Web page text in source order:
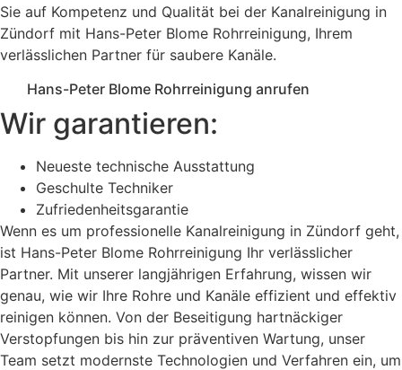
Sie auf Kompetenz und Qualität bei der Kanalreinigung in
Zündorf mit Hans-Peter Blome Rohrreinigung, Ihrem
verlässlichen Partner für saubere Kanäle.
Hans-Peter Blome Rohrreinigung anrufen
Wir garantieren:
Neueste technische Ausstattung
Geschulte Techniker
Zufriedenheitsgarantie
Wenn es um professionelle Kanalreinigung in Zündorf geht,
ist Hans-Peter Blome Rohrreinigung Ihr verlässlicher
Partner. Mit unserer langjährigen Erfahrung, wissen wir
genau, wie wir Ihre Rohre und Kanäle effizient und effektiv
reinigen können. Von der Beseitigung hartnäckiger
Verstopfungen bis hin zur präventiven Wartung, unser
Team setzt modernste Technologien und Verfahren ein, um